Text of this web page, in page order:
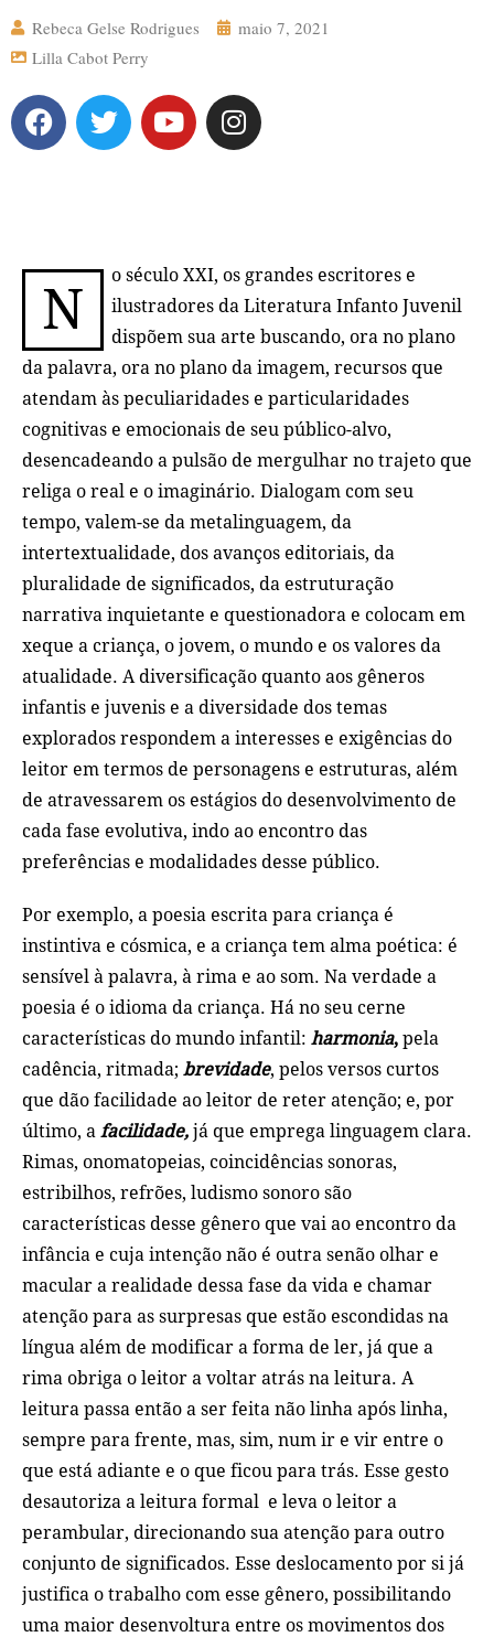
Rebeca Gelse Rodrigues
maio 7, 2021
Lilla Cabot Perry
N
o século XXI, os grandes escritores e
ilustradores da Literatura Infanto Juvenil
dispõem sua arte buscando, ora no plano
da palavra, ora no plano da imagem, recursos que
atendam às peculiaridades e particularidades
cognitivas e emocionais de seu público-alvo,
desencadeando a pulsão de mergulhar no trajeto que
religa o real e o imaginário. Dialogam com seu
tempo, valem-se da metalinguagem, da
intertextualidade, dos avanços editoriais, da
pluralidade de significados, da estruturação
narrativa inquietante e questionadora e colocam em
xeque a criança, o jovem, o mundo e os valores da
atualidade. A diversificação quanto aos gêneros
infantis e juvenis e a diversidade dos temas
explorados respondem a interesses e exigências do
leitor em termos de personagens e estruturas, além
de atravessarem os estágios do desenvolvimento de
cada fase evolutiva, indo ao encontro das
preferências e modalidades desse público.
Por exemplo, a poesia escrita para criança é
instintiva e cósmica, e a criança tem alma poética: é
sensível à palavra, à rima e ao som. Na verdade a
poesia é o idioma da criança. Há no seu cerne
características do mundo infantil: harmonia, pela
cadência, ritmada; brevidade, pelos versos curtos
que dão facilidade ao leitor de reter atenção; e, por
último, a facilidade, já que emprega linguagem clara.
Rimas, onomatopeias, coincidências sonoras,
estribilhos, refrões, ludismo sonoro são
características desse gênero que vai ao encontro da
infância e cuja intenção não é outra senão olhar e
macular a realidade dessa fase da vida e chamar
atenção para as surpresas que estão escondidas na
língua além de modificar a forma de ler, já que a
rima obriga o leitor a voltar atrás na leitura. A
leitura passa então a ser feita não linha após linha,
sempre para frente, mas, sim, num ir e vir entre o
que está adiante e o que ficou para trás. Esse gesto
desautoriza a leitura formal e leva o leitor a
perambular, direcionando sua atenção para outro
conjunto de significados. Esse deslocamento por si já
justifica o trabalho com esse gênero, possibilitando
uma maior desenvoltura entre os movimentos dos